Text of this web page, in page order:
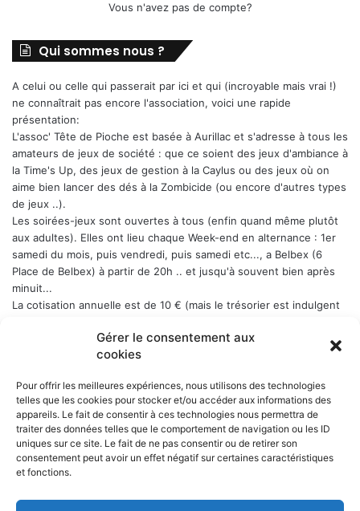
Gérer le consentement aux
cookies
Pour offrir les meilleures expériences, nous utilisons des technologies
telles que les cookies pour stocker et/ou accéder aux informations des
appareils. Le fait de consentir à ces technologies nous permettra de
traiter des données telles que le comportement de navigation ou les ID
uniques sur ce site. Le fait de ne pas consentir ou de retirer son
consentement peut avoir un effet négatif sur certaines caractéristiques
et fonctions.
Vous n'avez pas de compte?
Qui sommes nous ?
A celui ou celle qui passerait par ici et qui (incroyable mais vrai !)
ne connaîtrait pas encore l'association, voici une rapide
présentation:
L'assoc' Tête de Pioche est basée à Aurillac et s'adresse à tous les
amateurs de jeux de société : que ce soient des jeux d'ambiance à
la Time's Up, des jeux de gestion à la Caylus ou des jeux où on
aime bien lancer des dés à la Zombicide (ou encore d'autres types
de jeux ..).
Les soirées-jeux sont ouvertes à tous (enfin quand même plutôt
aux adultes). Elles ont lieu chaque Week-end en alternance : 1er
samedi du mois, puis vendredi, puis samedi etc..., a Belbex (6
Place de Belbex) à partir de 20h .. et jusqu'à souvent bien après
minuit...
La cotisation annuelle est de 10 € (mais le trésorier est indulgent
cela vous dit, n'hésitez pas !
NOS PARTENAIRES
La ville d'Aurillac
La réponse ludique - 10 rue Victor Hugo, 15000 Aurillac